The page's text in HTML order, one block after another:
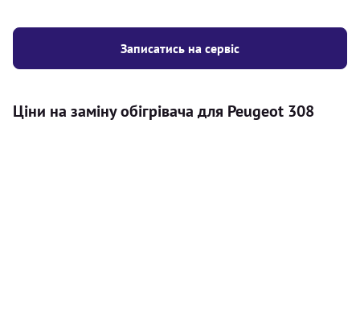
Записатись на сервіс
Ціни на заміну обігрівача для Peugeot 308